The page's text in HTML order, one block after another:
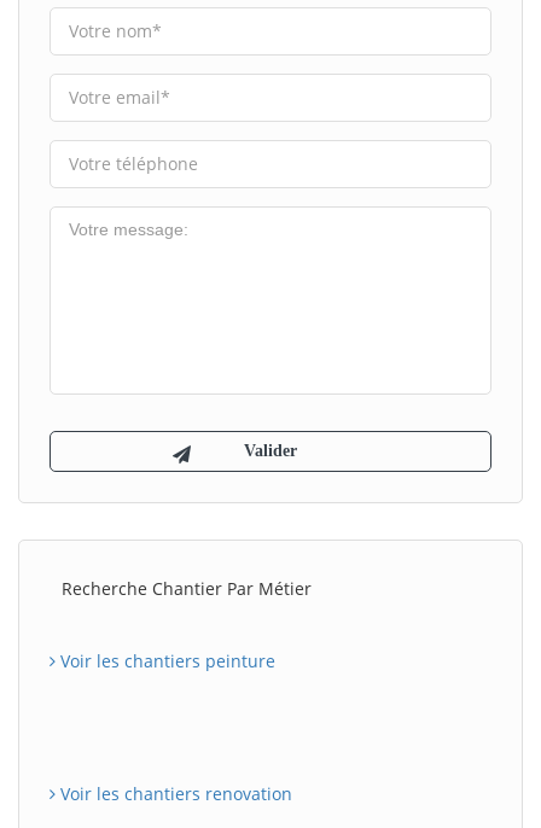
Recherche Chantier Par Métier
Voir les chantiers peinture
Voir les chantiers renovation